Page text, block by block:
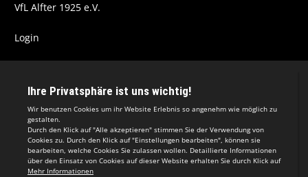
VfL Alfter 1925 e.V.
Login
Datenschutzerklärung
Teamsports 2
Dein Sportverein online